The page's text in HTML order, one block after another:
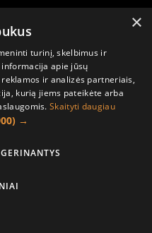
×
turinį, skelbimus ir
apie jūsų
ir analizės partneriais,
kurią jiems pateikėte arba
Skaityti daugiau
→